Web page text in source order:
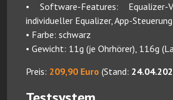
• Software-Features: Equalizer-
individueller Equalizer, App-Steuerung
• Farbe: schwarz
• Gewicht: 11g (je Ohrhörer), 116g
Preis: 209,90 Euro (Stand: